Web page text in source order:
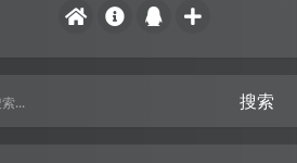
搜索